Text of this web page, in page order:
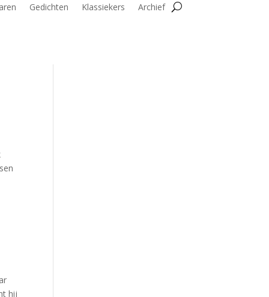
Gedichten Klassiekers Archief
hij